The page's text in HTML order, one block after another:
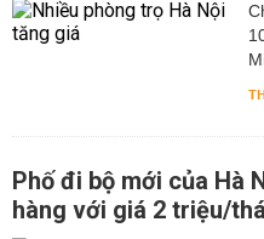
Phố đi bộ mới của Hà
hàng với giá 2 triệu/